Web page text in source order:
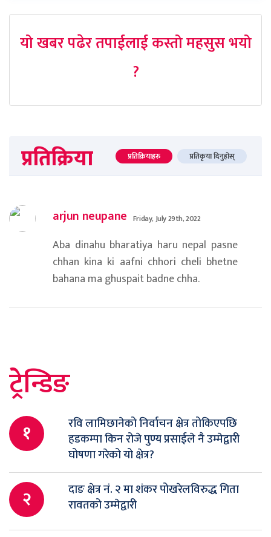
यो खबर पढेर तपाईलाई कस्तो महसुस भयो
?
प्रतिक्रिया प्रतिक्रियाहरु प्रतिकृया दिनुहोस्
arjun neupane Friday, July 29th, 2022
Aba dinahu bharatiya haru nepal pasne
chhan kina ki aafni chhori cheli bhetne
bahana ma ghuspait badne chha.
ट्रेन्डिङ
१
रवि लामिछानेको निर्वाचन क्षेत्र तोकिएपछि
हडकम्पा किन रोजे पुण्य प्रसाईले नै उम्मेद्वारी
घोषणा गरेको यो क्षेत्र?
२
दाङ क्षेत्र नं. २ मा शंकर पोखरेलविरुद्ध गिता
रावतको उम्मेद्वारी